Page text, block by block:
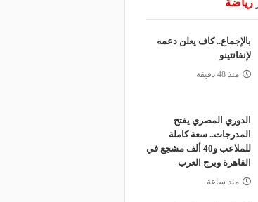
رياضة
بالإجماع.. كاف يعلن دعمه
لإنفانتينو
منذ 48 دقيقة
الدوري المصري يفتح
المدرجات.. سعة كاملة
للملاعب و40 ألف مشجع في
القاهرة وبرج العرب
منذ ساعة